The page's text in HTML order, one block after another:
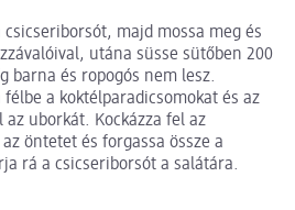
csicseriborsót, majd mossa meg és
utána süsse sütőben 200
barna és ropogós nem lesz.
a koktélparadicsomokat és az
uborkát. Kockázza fel az
öntetet és forgassa össze a
rá a csicseriborsót a salátára.